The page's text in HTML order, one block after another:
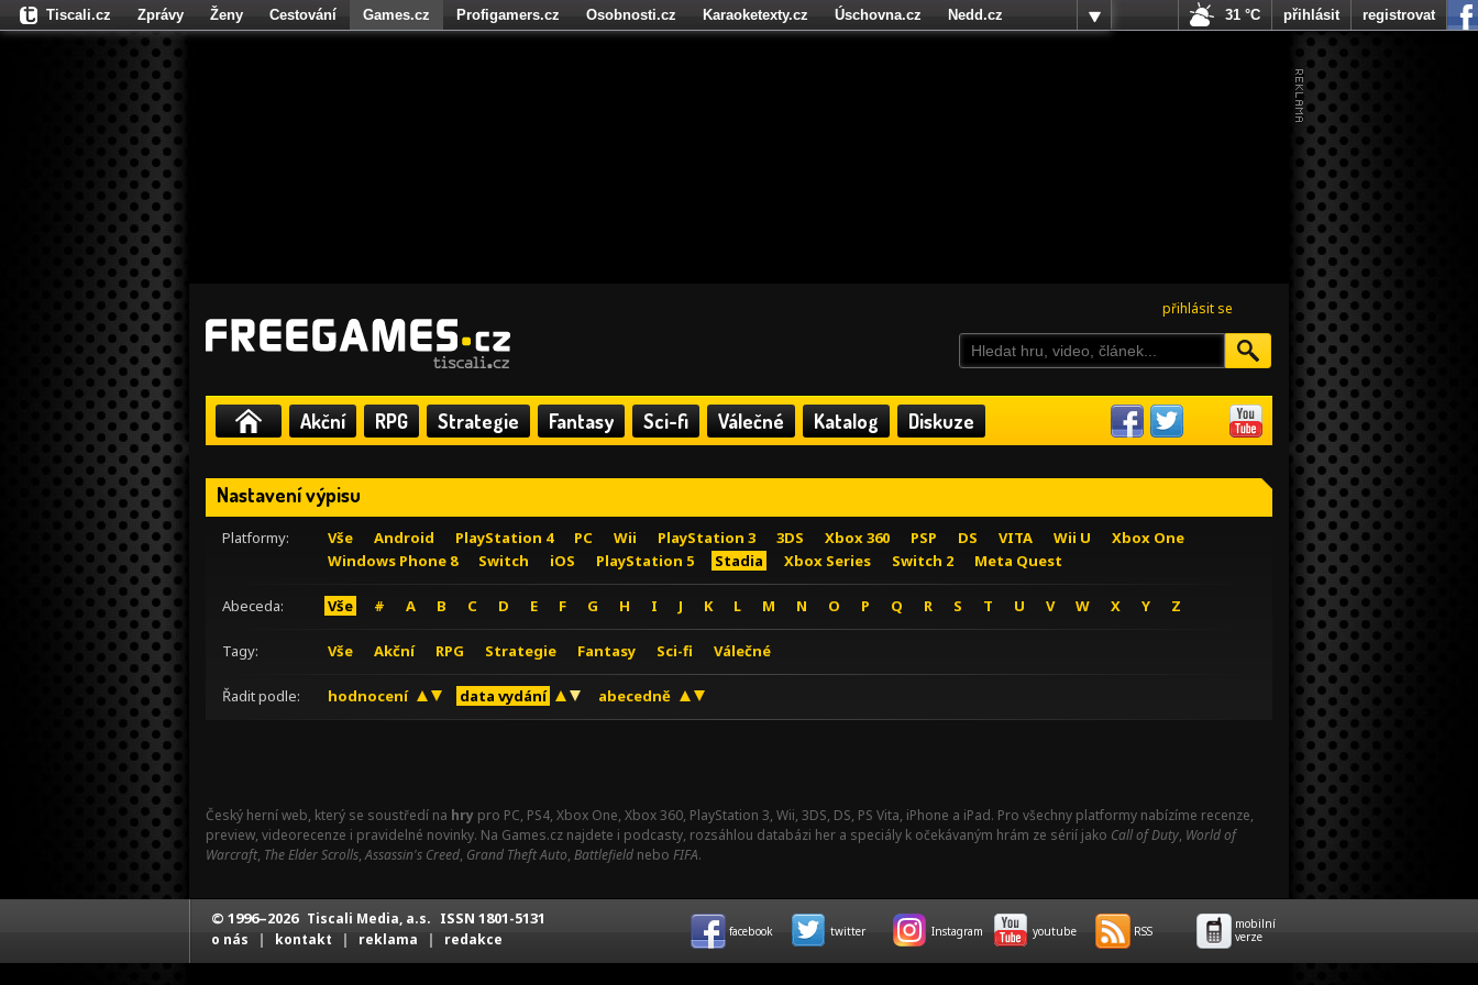
přihlásit se
Akční RPG Strategie Fantasy Sci-fi Válečné Katalog Diskuze
Nastavení výpisu
Platformy: Vše Android PlayStation 4 PC Wii PlayStation 3 3DS Xbox 360 PSP DS VITA Wii U
Xbox One
Windows Phone 8
Switch iOS PlayStation 5 Stadia Xbox Series Switch 2 Meta Quest
Abeceda: Vše # A B C D E F G H I J K L M N O P Q R S T U V W X Y Z
Tagy: Vše Akční RPG Strategie Fantasy Sci-fi Válečné
Řadit podle: hodnocení data vydání abecedně
Český herní web, který se soustředí na hry pro PC, PS4, Xbox One, Xbox 360, PlayStation 3, Wii, 3DS, DS, PS Vita, iPhone a iPad. Pro všechny platformy nabízíme recenze,
preview, videorecenze i pravidelné novinky. Na Games.cz najdete i podcasty, rozsáhlou databázi her a speciály k očekávaným hrám ze sérií jako Call of Duty, World of
Warcraft, The Elder Scrolls,Assassin's Creed, Grand Theft Auto, Battlefield nebo FIFA.
Tiscali.cz Zprávy Ženy Cestování Games.cz Profigamers.cz Osobnosti.cz Karaoketexty.cz Úschovna.cz
Nedd.cz
Fights.cz
31 °C přihlásit registrovat
© 1996–2026 Tiscali Media, a.s. ISSN 1801-5131
o nás | kontakt | reklama | redakce facebook twitter Instagram youtube RSS
mobilní
verze